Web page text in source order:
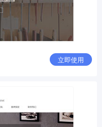
立即使用